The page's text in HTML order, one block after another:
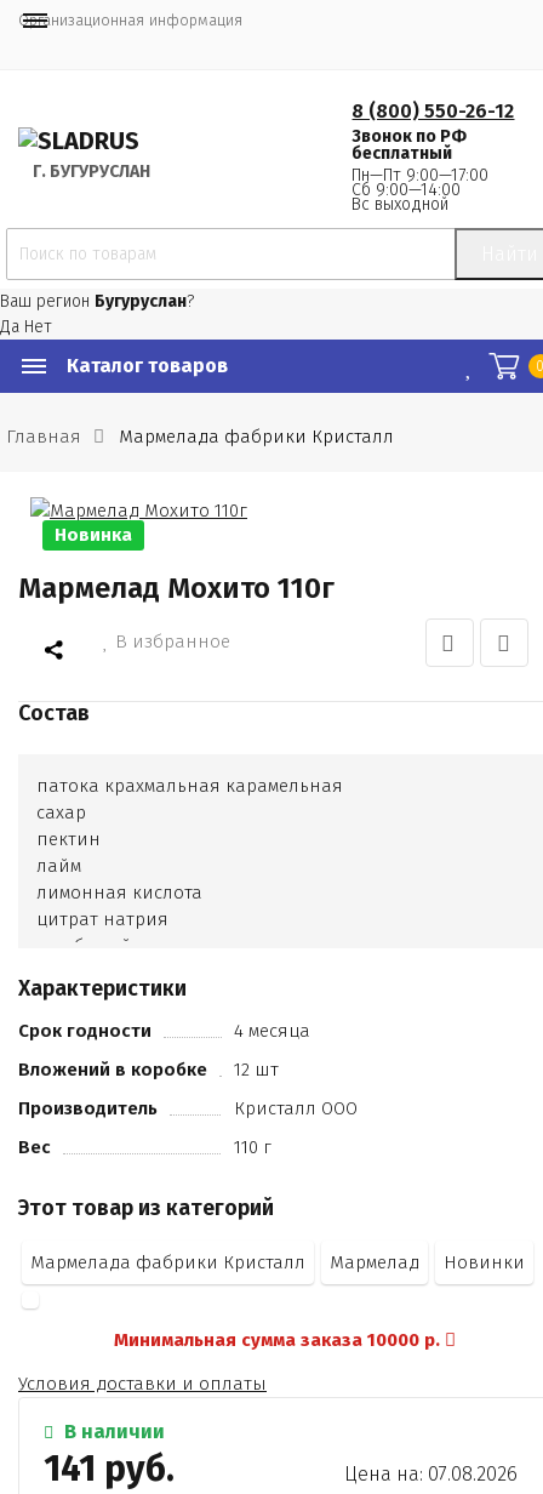
Организационная информация
Г. БУГУРУСЛАН
8 (800) 550-26-12
Звонок по РФ
бесплатный
Пн—Пт 9:00—17:00
Сб 9:00—14:00
Вс выходной
Ваш регион Бугуруслан?
Да Нет
Каталог товаров
Главная Мармелада фабрики Кристалл
Новинка
Мармелад Мохито 110г
В избранное
Состав
патока крахмальная карамельная
сахар
пектин
лайм
лимонная кислота
цитрат натрия
ром белый
ароматизатор ром
Характеристики
Срок годности
4 месяца
Вложений в коробке
12 шт
Производитель
Кристалл ООО
Вес
110 г
Этот товар из категорий
Мармелада фабрики Кристалл Мармелад Новинки
Минимальная сумма заказа 10000 р.
Условия доставки и оплаты
В наличии
141 руб. Цена на: 07.08.2026